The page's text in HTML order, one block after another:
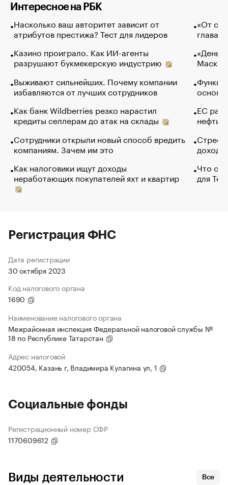
Интересное на РБК
Насколько ваш авторитет зависит от
атрибутов престижа? Тест для лидеров
Казино проиграло. Как ИИ-агенты
разрушают букмекерскую индустрию
Выживают сильнейших. Почему компании
избавляются от лучших сотрудников
Как банк Wildberries резко нарастил
кредиты селлерам до атак на склады
Сотрудники открыли новый способ вредить
компаниям. Зачем им это
Как налоговики ищут доходы
неработающих покупателей яхт и квартир
«От
глава
Маск в
основ
ЕС
нефти
Что
для
Регистрация ФНС
Дата регистрации
30 октября 2023
Код налогового органа
1690
Наименование налогового органа
Межрайонная инспекция Федеральной налоговой службы №
18 по Республике Татарстан
Адрес налоговой
420054, Казань г, Владимира Кулагина ул, 1
Социальные фонды
Регистрационный номер СФР
1170609612
Виды деятельности Все